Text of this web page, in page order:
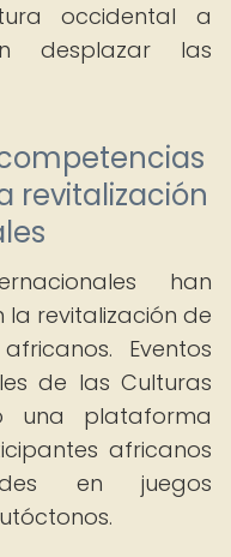
occidental a
desplazar las
revitalización
han
revitalización de
Eventos
de las Culturas
una plataforma
africanos
en juegos